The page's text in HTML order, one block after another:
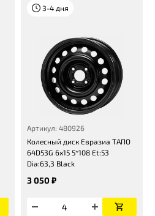
3-4 дня
Артикул: 480926
Колесный диск Евразиа ТАПО
64D53G 6x15 5*108 Et:53
Dia:63,3 Black
3 050 ₽